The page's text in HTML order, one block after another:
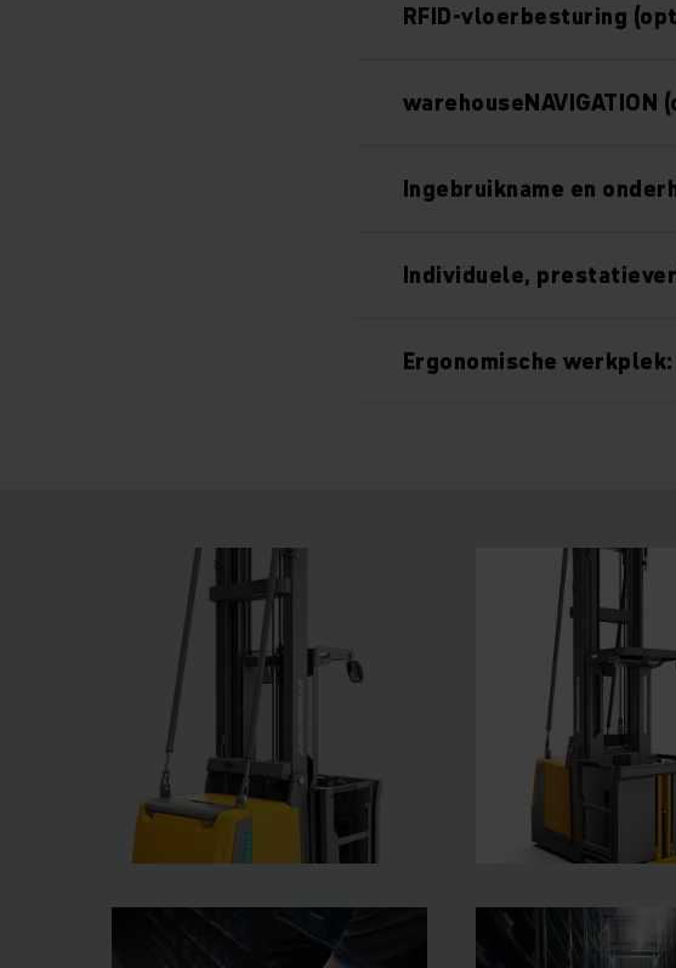
RFID-vloerbesturing
warehouseNAVIGATION
Ingebruikname en
Individuele,
Ergonomische werkplek: